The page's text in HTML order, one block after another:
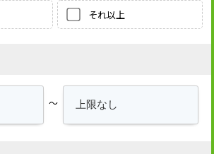
それ以上
～